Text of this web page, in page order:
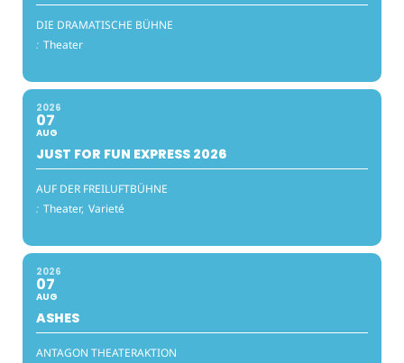
DIE DRAMATISCHE BÜHNE
: Theater
2026
07
AUG
JUST FOR FUN EXPRESS 2026
AUF DER FREILUFTBÜHNE
: Theater, Varieté
2026
07
AUG
ASHES
ANTAGON THEATERAKTION